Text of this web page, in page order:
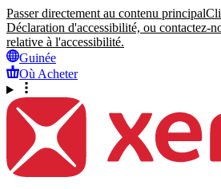
Passer directement au contenu principal
Déclaration d'accessibilité, ou contactez-
relative à l'accessibilité.
Guinée
Où Acheter